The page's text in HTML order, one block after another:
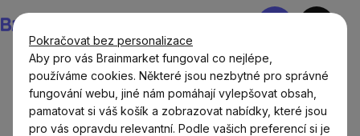
Pokračovat bez personalizace
Aby pro vás Brainmarket fungoval co nejlépe,
používáme cookies. Některé jsou nezbytné pro správné
fungování webu, jiné nám pomáhají vylepšovat obsah,
pamatovat si váš košík a zobrazovat nabídky, které jsou
pro vás opravdu relevantní. Podle vašich preferencí si je
na
obsah
Nákupní
Doplňky stravy a výživa
Doplňky stravy podle orgánů a
částí těla
Pleť, vlasy, nehty